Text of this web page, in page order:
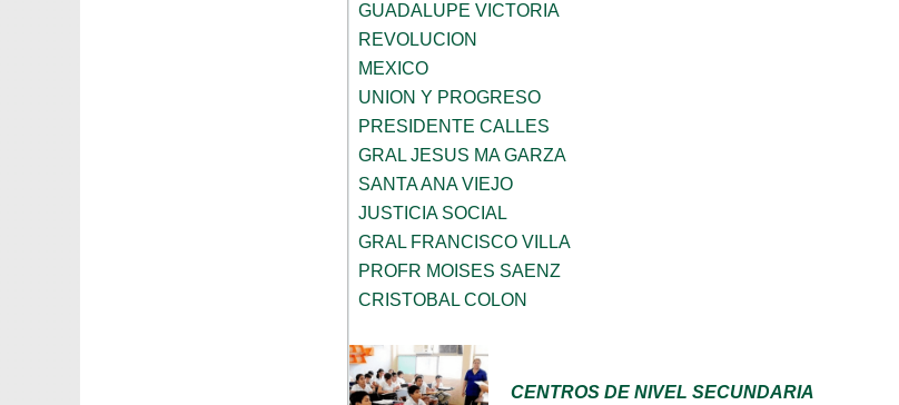
GUADALUPE VICTORIA
REVOLUCION
MEXICO
UNION Y PROGRESO
PRESIDENTE CALLES
GRAL JESUS MA GARZA
SANTA ANA VIEJO
JUSTICIA SOCIAL
GRAL FRANCISCO VILLA
PROFR MOISES SAENZ
CRISTOBAL COLON
CENTROS DE NIVEL SECUNDARIA